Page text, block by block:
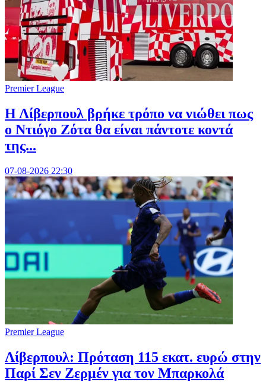
Premier League
Η Λίβερπουλ βρήκε τρόπο να νιώθει πως
ο Ντιόγο Ζότα θα είναι πάντοτε κοντά
της...
07-08-2026 22:30
Premier League
Λίβερπουλ: Πρόταση 115 εκατ. ευρώ στην
Παρί Σεν Ζερμέν για τον Μπαρκολά